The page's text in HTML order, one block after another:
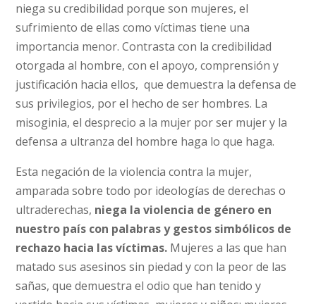
niega su credibilidad porque son mujeres, el
sufrimiento de ellas como víctimas tiene una
importancia menor. Contrasta con la credibilidad
otorgada al hombre, con el apoyo, comprensión y
justificación hacia ellos, que demuestra la defensa de
sus privilegios, por el hecho de ser hombres. La
misoginia, el desprecio a la mujer por ser mujer y la
defensa a ultranza del hombre haga lo que haga.
Esta negación de la violencia contra la mujer,
amparada sobre todo por ideologías de derechas o
ultraderechas, niega la violencia de género en
nuestro país con palabras y gestos simbólicos de
rechazo hacia las víctimas. Mujeres a las que han
matado sus asesinos sin piedad y con la peor de las
sañas, que demuestra el odio que han tenido y